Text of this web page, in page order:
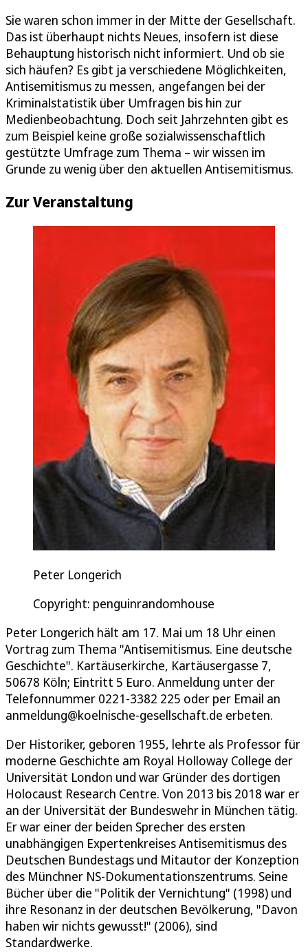
Sie waren schon immer in der Mitte der Gesellschaft.
Das ist überhaupt nichts Neues, insofern ist diese
Behauptung historisch nicht informiert. Und ob sie
sich häufen? Es gibt ja verschiedene Möglichkeiten,
Antisemitismus zu messen, angefangen bei der
Kriminalstatistik über Umfragen bis hin zur
Medienbeobachtung. Doch seit Jahrzehnten gibt es
zum Beispiel keine große sozialwissenschaftlich
gestützte Umfrage zum Thema – wir wissen im
Grunde zu wenig über den aktuellen Antisemitismus.
Zur Veranstaltung
Peter Longerich
Copyright: penguinrandomhouse
Peter Longerich hält am 17. Mai um 18 Uhr einen
Vortrag zum Thema "Antisemitismus. Eine deutsche
Geschichte". Kartäuserkirche, Kartäusergasse 7,
50678 Köln; Eintritt 5 Euro. Anmeldung unter der
Telefonnummer 0221-3382 225 oder per Email an
anmeldung@koelnische-gesellschaft.de erbeten.
Der Historiker, geboren 1955, lehrte als Professor für
moderne Geschichte am Royal Holloway College der
Universität London und war Gründer des dortigen
Holocaust Research Centre. Von 2013 bis 2018 war er
an der Universität der Bundeswehr in München tätig.
Er war einer der beiden Sprecher des ersten
unabhängigen Expertenkreises Antisemitismus des
Deutschen Bundestags und Mitautor der Konzeption
des Münchner NS-Dokumentationszentrums. Seine
Bücher über die "Politik der Vernichtung" (1998) und
ihre Resonanz in der deutschen Bevölkerung, "Davon
haben wir nichts gewusst!" (2006), sind
Standardwerke.